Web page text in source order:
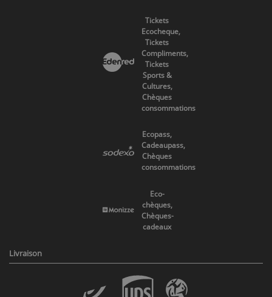
Tickets
Ecocheque,
Tickets
Compliments,
Tickets
Sports &
Cultures,
Chèques
consommations
Ecopass,
Cadeaupass,
Chèques
consommations
Eco-
chèques,
Chèques-
cadeaux
Livraison